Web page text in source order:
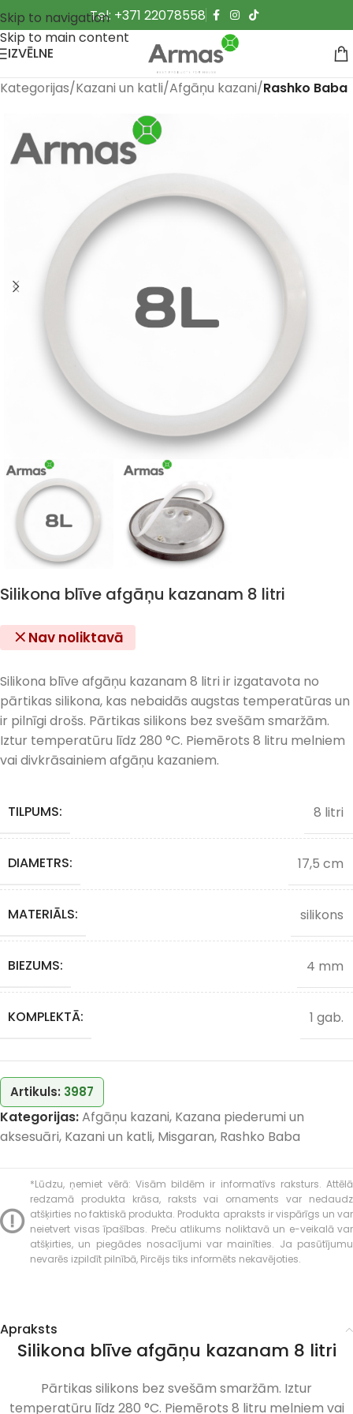
Skip to navigation
Skip to main content
Tel: +371 22078558
IZVĒLNE
Kategorijas Kazani un katli Afgāņu kazani Rashko Baba
Silikona blīve afgāņu kazanam 8 litri
Nav noliktavā
Silikona blīve afgāņu kazanam 8 litri ir izgatavota no
pārtikas silikona, kas nebaidās augstas temperatūras un
ir pilnīgi drošs. Pārtikas silikons bez svešām smaržām.
Iztur temperatūru līdz 280 °C. Piemērots 8 litru melniem
vai divkrāsainiem afgāņu kazaniem.
TILPUMS: 8 litri
DIAMETRS: 17,5 cm
MATERIĀLS: silikons
BIEZUMS: 4 mm
KOMPLEKTĀ: 1 gab.
Artikuls: 3987
Kategorijas:Afgāņu kazani, Kazana piederumi un
aksesuāri, Kazani un katli, Misgaran, Rashko Baba
*Lūdzu, ņemiet vērā: Visām bildēm ir informatīvs raksturs. Attēlā
redzamā produkta krāsa, raksts vai ornaments var nedaudz
atšķirties no faktiskā produkta. Produkta apraksts ir vispārīgs un var
neietvert visas īpašības. Preču atlikums noliktavā un e-veikalā var
atšķirties, un piegādes nosacījumi var mainīties. Ja pasūtījumu
nevarēs izpildīt pilnībā, Pircējs tiks informēts nekavējoties.
Apraksts
Silikona blīve afgāņu kazanam 8 litri
Pārtikas silikons bez svešām smaržām. Iztur
temperatūru līdz 280 °C. Piemērots 8 litru melniem vai